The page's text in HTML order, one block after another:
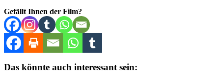
Gefällt Ihnen der Film?
Das könnte auch interessant sein: